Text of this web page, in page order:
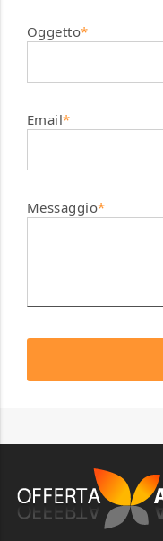
Oggetto*
Email*
Messaggio*